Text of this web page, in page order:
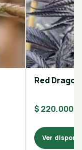
Red
$220.000
Ver